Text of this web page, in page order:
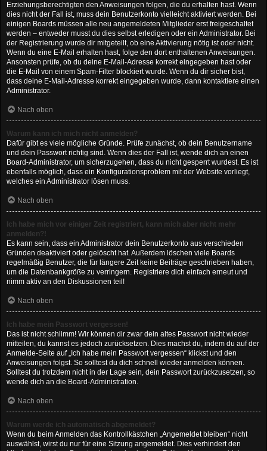
Erziehungsberechtigten den Anweisungen folgen, die du erhalten hast. Wenn
dies nicht der Fall ist, muss dein Benutzerkonto vielleicht aktiviert werden. Bei
einigen Boards müssen alle neu angemeldeten Mitglieder erst freigeschaltet
werden – entweder musst du dies selbst erledigen oder ein Administrator. Bei
der Registrierung wurde dir mitgeteilt, ob eine Aktivierung nötig ist oder nicht.
Wenn du eine E-Mail erhalten hast, folge den dort enthaltenen Anweisungen.
Ansonsten prüfe, ob du deine E-Mail-Adresse korrekt eingegeben hast oder
die E-Mail von einem Spam-Filter blockiert wurde. Wenn du dir sicher bist,
dass deine E-Mail-Adresse korrekt eingegeben wurde, dann kontaktiere einen
Administrator.
Nach oben
Warum kann ich mich nicht anmelden?
Dafür gibt es viele mögliche Gründe. Prüfe zunächst, ob dein Benutzername
und dein Passwort richtig sind. Wenn dies der Fall ist, wende dich an einen
Board-Administrator, um sicherzugehen, dass du nicht gesperrt wurdest. Es ist
ebenfalls möglich, dass ein Konfigurationsproblem mit der Website vorliegt,
welches ein Administrator lösen muss.
Nach oben
Ich habe mich vor einiger Zeit registriert, kann mich aber nicht mehr
anmelden?!
Es kann sein, dass ein Administrator dein Benutzerkonto aus verschieden
Gründen deaktiviert oder gelöscht hat. Außerdem löschen viele Boards
regelmäßig Benutzer, die für längere Zeit keine Beiträge geschrieben haben,
um die Datenbankgröße zu verringern. Registriere dich einfach erneut und
nimm aktiv an den Diskussionen teil!
Nach oben
Ich habe mein Passwort vergessen!
Das ist nicht schlimm! Wir können dir zwar dein altes Passwort nicht wieder
mitteilen, du kannst es jedoch zurücksetzen. Dies machst du, indem du auf der
Anmelde-Seite auf „Ich habe mein Passwort vergessen“ klickst und den
Anweisungen folgst. So solltest du dich schnell wieder anmelden können.
Solltest du trotzdem nicht in der Lage sein, dein Passwort zurückzusetzen, so
wende dich an die Board-Administration.
Nach oben
Warum werde ich automatisch abgemeldet?
Wenn du beim Anmelden das Kontrollkästchen „Angemeldet bleiben“ nicht
auswählst, wirst du nur für eine Sitzung angemeldet. Dies verhindert den